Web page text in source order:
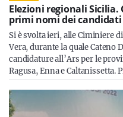
Elezioni regionali Sicilia.
primi nomi dei candidati
Si è svolta ieri, alle Ciminiere
Vera, durante la quale Cateno
candidature all’Ars per le
Ragusa, Enna e Caltanissetta.